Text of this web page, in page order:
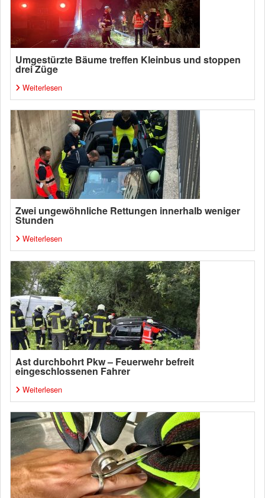
Umgestürzte Bäume treffen Kleinbus und stoppen
drei Züge
Weiterlesen
Zwei ungewöhnliche Rettungen innerhalb weniger
Stunden
Weiterlesen
Ast durchbohrt Pkw – Feuerwehr befreit
eingeschlossenen Fahrer
Weiterlesen